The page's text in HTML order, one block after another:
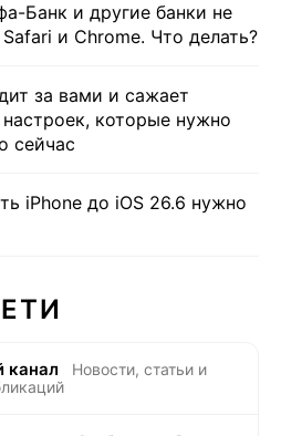
Банк и другие банки не
и Сhrome. Что делать?
за вами и сажает
которые нужно
сейчас
iPhone до iOS 26.6 нужно
канал
Новости, статьи и